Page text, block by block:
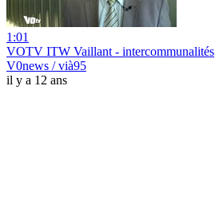
1:01
VOTV ITW Vaillant - intercommunalités
V0news / vià95
il y a 12 ans